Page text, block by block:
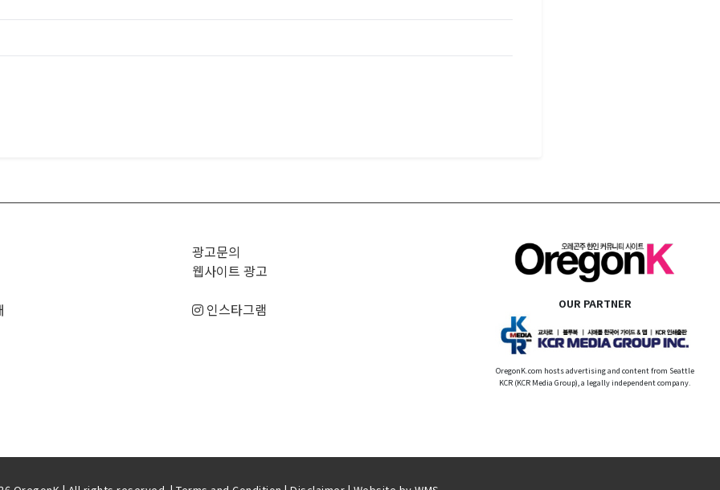
광고문의
웹사이트 광고
인스타그램
OUR PARTNER
OregonK.com hosts advertising and content from Seattle
KCR (KCR Media Group), a legally independent company.